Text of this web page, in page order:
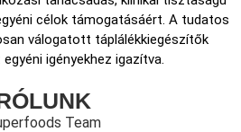
célok támogatásáért. A tudatos
válogatott táplálékkiegészítők
igényekhez igazítva.
Team